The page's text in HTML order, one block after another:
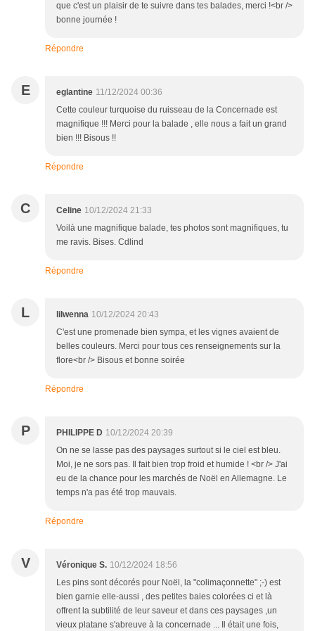
que c'est un plaisir de te suivre dans tes balades, merci !<br />
bonne journée !
Répondre
E eglantine 11/12/2024 00:36
Cette couleur turquoise du ruisseau de la Concernade est
magnifique !!! Merci pour la balade , elle nous a fait un grand
bien !!! Bisous !!
Répondre
C Celine 10/12/2024 21:33
Voilà une magnifique balade, tes photos sont magnifiques, tu
me ravis. Bises. Cdlind
Répondre
L lilwenna 10/12/2024 20:43
C'est une promenade bien sympa, et les vignes avaient de
belles couleurs. Merci pour tous ces renseignements sur la
flore<br /> Bisous et bonne soirée
Répondre
P PHILIPPE D 10/12/2024 20:39
On ne se lasse pas des paysages surtout si le ciel est bleu.
Moi, je ne sors pas. Il fait bien trop froid et humide ! <br /> J'ai
eu de la chance pour les marchés de Noël en Allemagne. Le
temps n'a pas été trop mauvais.
Répondre
V Véronique S. 10/12/2024 18:56
Les pins sont décorés pour Noël, la "colimaçonnette" ;-) est
bien garnie elle-aussi , des petites baies colorées ci et là
offrent la subtilité de leur saveur et dans ces paysages ,un
vieux platane s'abreuve à la concernade ... Il était une fois,